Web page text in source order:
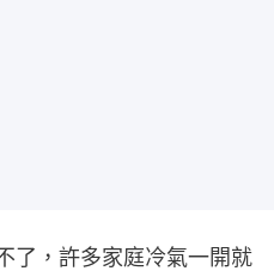
了，許多家庭冷氣一開就